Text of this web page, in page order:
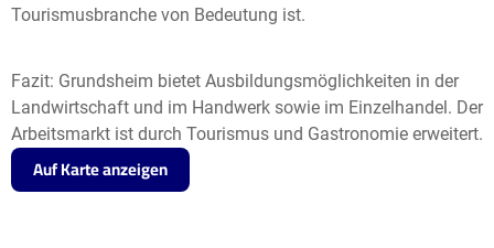
Tourismusbranche von Bedeutung ist.
Fazit: Grundsheim bietet Ausbildungsmöglichkeiten in der
Landwirtschaft und im Handwerk sowie im Einzelhandel. Der
Arbeitsmarkt ist durch Tourismus und Gastronomie erweitert.
Auf Karte anzeigen